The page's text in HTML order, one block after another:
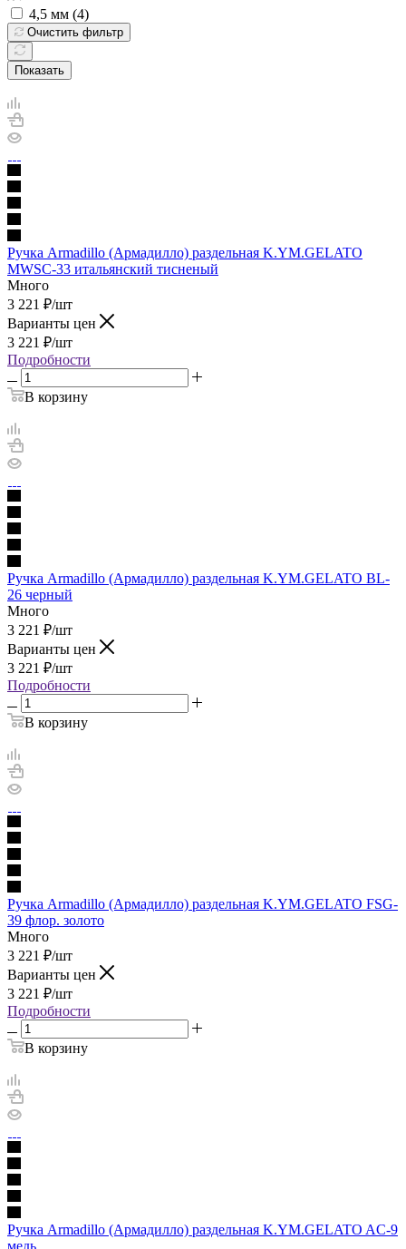
4,5 мм (4)
Очистить фильтр
Показать
Ручка Armadillo (Армадилло) раздельная K.YM.GELATO
MWSC-33 итальянский тисненый
Много
3 221 ₽/шт
Варианты цен
3 221 ₽/шт
Подробности
В корзину
Ручка Armadillo (Армадилло) раздельная K.YM.GELATO BL-
26 черный
Много
3 221 ₽/шт
Варианты цен
3 221 ₽/шт
Подробности
В корзину
Ручка Armadillo (Армадилло) раздельная K.YM.GELATO FSG-
39 флор. золото
Много
3 221 ₽/шт
Варианты цен
3 221 ₽/шт
Подробности
В корзину
Ручка Armadillo (Армадилло) раздельная K.YM.GELATO AC-9
медь